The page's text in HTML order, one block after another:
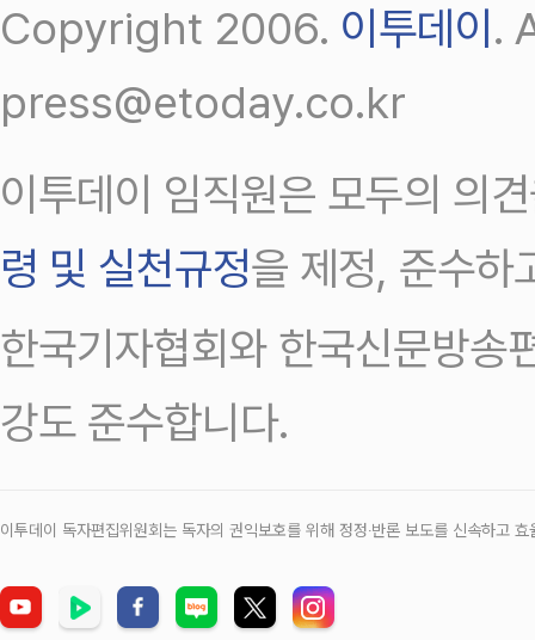
Copyright 2006. 이투데이 .
press@etoday.co.kr
이투데이 임직원은 모두의 의
령 및 실천규정을 제정, 준수하
한국기자협회와 한국신문방송
강도 준수합니다.
이투데이 독자편집위원회는 독자의 권익보호를 위해 정정‧반론 보도를 신속하고